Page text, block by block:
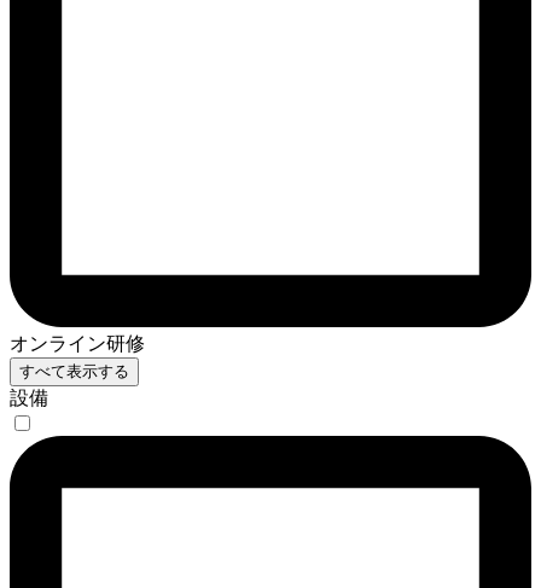
オンライン研修
すべて表示する
設備